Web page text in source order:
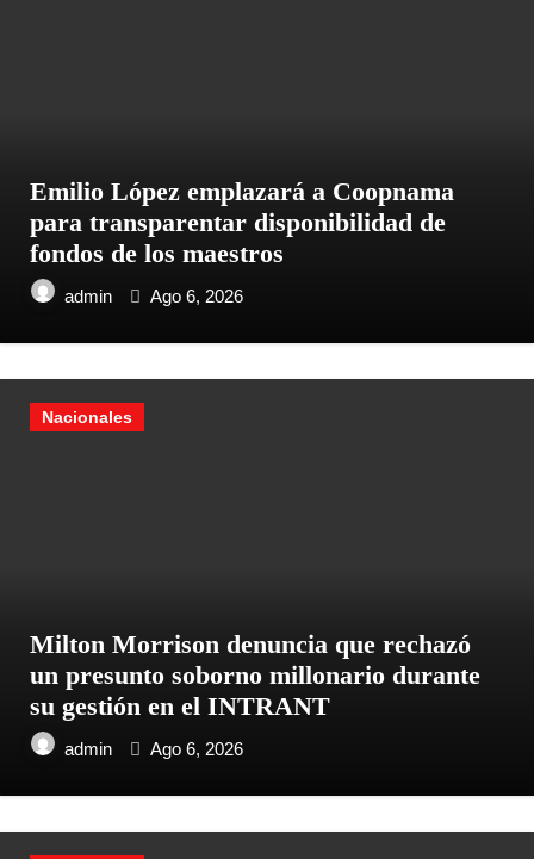
Emilio López emplazará a Coopnama
para transparentar disponibilidad de
fondos de los maestros
admin Ago 6, 2026
Nacionales
Milton Morrison denuncia que rechazó
un presunto soborno millonario durante
su gestión en el INTRANT
admin Ago 6, 2026